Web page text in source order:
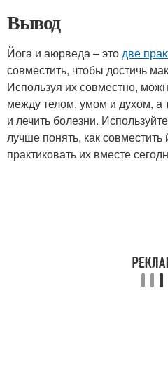
Вывод
Йога и аюрведа – этодве
совместить, чтобы достичь
Используя их совместно,
между телом, умом и духом, а
и лечить болезни.
лучше понять, как
практиковать их вместе